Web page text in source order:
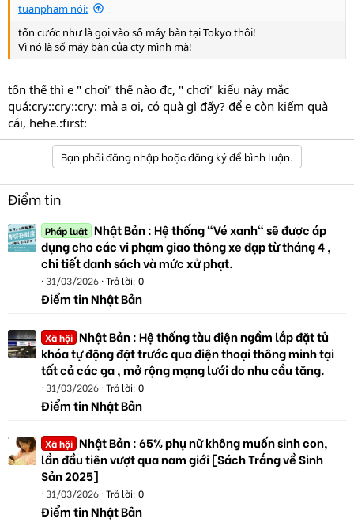
tuanpham nói:
tốn cước như là gọi vào số máy bàn tại Tokyo thôi!
Vì nó là số máy bàn của cty mình mà!
tốn thế thì e " chơi" thế nào đc, " chơi" kiểu này mắc
quá:cry::cry::cry: mà a ơi, có quà gì đấy? để e còn kiếm quà
cái, hehe.:first:
Bạn phải đăng nhập hoặc đăng ký để bình luận.
Điểm tin
Pháp luật Nhật Bản : Hệ thống "Vé xanh" sẽ được áp
dụng cho các vi phạm giao thông xe đạp từ tháng 4 ,
chi tiết danh sách và mức xử phạt.
31/03/2026 Trả lời: 0
Điểm tin Nhật Bản
Xã hội Nhật Bản : Hệ thống tàu điện ngầm lắp đặt tủ
khóa tự động đặt trước qua điện thoại thông minh tại
tất cả các ga , mở rộng mạng lưới do nhu cầu tăng.
31/03/2026 Trả lời: 0
Điểm tin Nhật Bản
Xã hội Nhật Bản : 65% phụ nữ không muốn sinh con,
lần đầu tiên vượt qua nam giới [Sách Trắng về Sinh
Sản 2025]
31/03/2026 Trả lời: 0
Điểm tin Nhật Bản